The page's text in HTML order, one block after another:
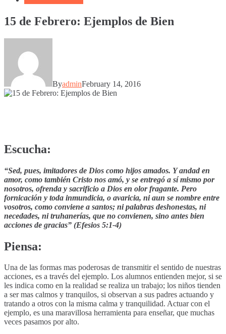
15 de Febrero: Ejemplos de Bien
ByadminFebruary 14, 2016
Escucha:
“Sed, pues, imitadores de Dios como hijos amados. Y andad en
amor, como también Cristo nos amó, y se entregó a sí mismo por
nosotros, ofrenda y sacrificio a Dios en olor fragante. Pero
fornicación y toda inmundicia, o avaricia, ni aun se nombre entre
vosotros, como conviene a santos; ni palabras deshonestas, ni
necedades, ni truhanerías, que no convienen, sino antes bien
acciones de gracias” (Efesios 5:1-4)
Piensa:
Una de las formas mas poderosas de transmitir el sentido de nuestras
acciones, es a través del ejemplo. Los alumnos entienden mejor, si se
les indica como en la realidad se realiza un trabajo; los niños tienden
a ser mas calmos y tranquilos, si observan a sus padres actuando y
tratando a otros con la misma calma y tranquilidad. Actuar con el
ejemplo, es una maravillosa herramienta para enseñar, que muchas
veces pasamos por alto.